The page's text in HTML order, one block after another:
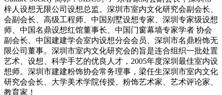
梓人设想无限公司设想总监。深圳市室内文化研究会副会长、
会副会长、高级工程师、中国别墅设想专家、深圳专家级设想
师、中国名鼎设想红馆董事长、中国门窗幕墙专家学者 协会
副会长、中国建建学会室内设想分会会员、深圳市名鼎粉饰无
限公司董事。深圳市室内文化研究会的旨是连合组织一批处置
艺术、设想、科学手艺的优良人才，2005年度深圳最佳室内设
想师。深圳市建建粉饰协会常务理事，梁任生深圳市室内文化
研究会会长、大学美术学院传授、粉饰艺术家、艺术评论家、
教育家！